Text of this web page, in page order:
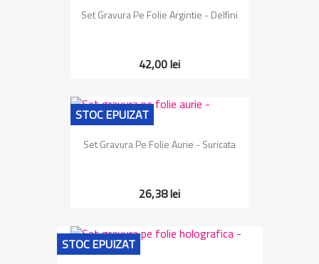
Set Gravura Pe Folie Argintie - Delfini
42,00 lei
Set Gravura Pe Folie Aurie - Suricata
26,38 lei
STOC EPUIZAT
STOC EPUIZAT